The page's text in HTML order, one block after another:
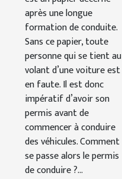
après une longue
formation de conduite.
Sans ce papier, toute
personne qui se tient au
volant d’une voiture est
en faute. Il est donc
impératif d’avoir son
permis avant de
commencer à conduire
des véhicules. Comment
se passe alors le permis
de conduire ?...